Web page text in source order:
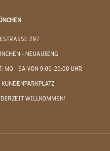
297
- NEUAUBING
MO - SA VON 9:00-20:00 UHR
WILLKOMMEN!